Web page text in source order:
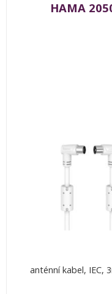
HAMA
anténní kabel, IEC,